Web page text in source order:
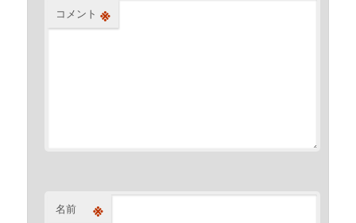
コメント ※
名前 ※